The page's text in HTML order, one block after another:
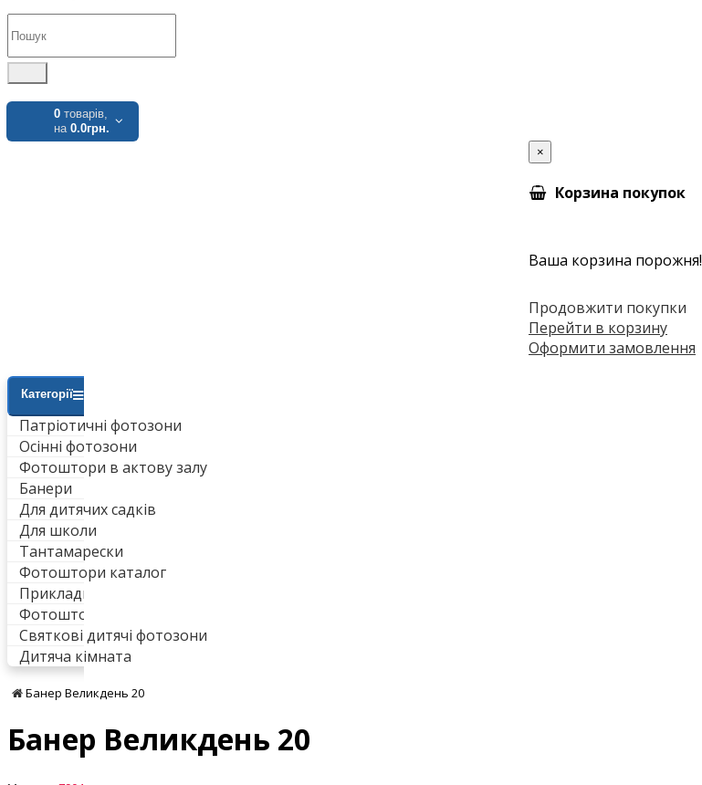
0 товарів,
на 0.0грн.
×
Корзина покупок
Ваша корзина порожня!
Продовжити покупки
Перейти в корзину
Оформити замовлення
Категорії
Патріотичні фотозони
Осінні фотозони
Фотоштори в актову залу
Банери
Для дитячих садків
Для школи
Тантамарески
Фотоштори каталог
Приклади робіт
Фотоштори для ванни
Святкові дитячі фотозони
Дитяча кімната
Банер Великдень 20
Банер Великдень 20